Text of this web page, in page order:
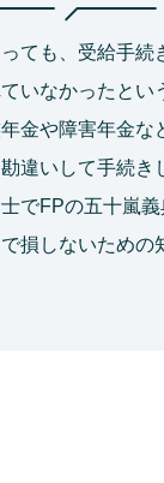
ても、受給手続
いなかったとい
金や障害年金な
違いして手続き
でFPの五十嵐
損しないための